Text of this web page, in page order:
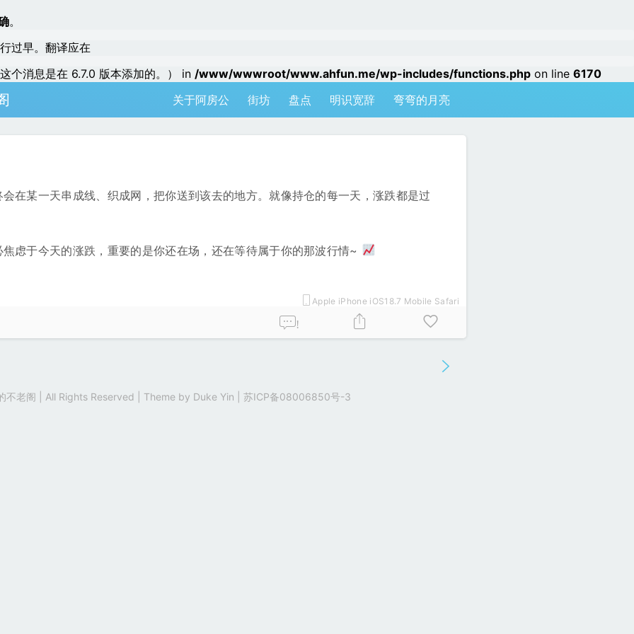
。
过早。翻译应在
个消息是在 6.7.0 版本添加的。） in /www/wwwroot/www.ahfun.me/wp-includes/functions.php on line 6170
关于阿房公 街坊 盘点 明识宽辞 弯弯的月亮
会在某一天串成线、织成网，把你送到该去的地方。就像持仓的每一天，涨跌都是过
虑于今天的涨跌，重要的是你还在场，还在等待属于你的那波行情~
Apple iPhone iOS18.7 Mobile Safari
!
不老阁 | All Rights Reserved | Theme by Duke Yin 苏ICP备08006850号-3